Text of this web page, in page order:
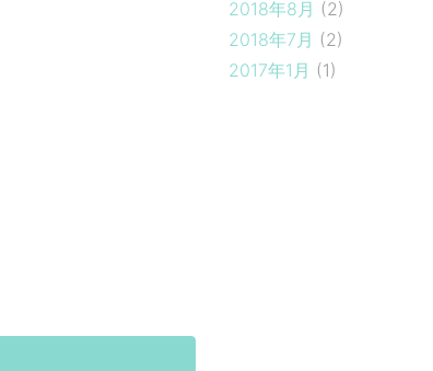
2018年8月 (2)
2018年7月 (2)
2017年1月 (1)